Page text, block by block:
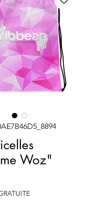
Woz"